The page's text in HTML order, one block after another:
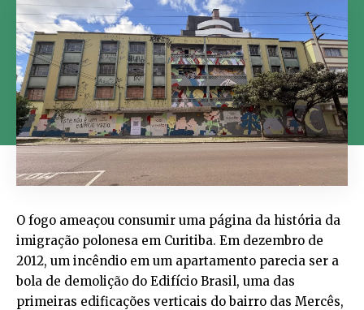
O fogo ameaçou consumir uma página da história da
imigração polonesa em Curitiba. Em dezembro de
2012, um incêndio em um apartamento parecia ser a
bola de demolição do Edifício Brasil, uma das
primeiras edificações verticais do bairro das Mercês,